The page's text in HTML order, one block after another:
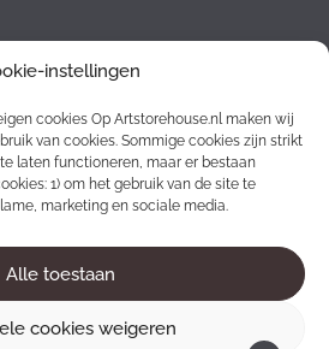
instellingen
cookies Op Artstorehouse.nl maken wij
van cookies. Sommige cookies zijn strikt
laten functioneren, maar er bestaan
1) om het gebruik van de site te
marketing en sociale media.
Alle toestaan
cookies weigeren
All rights reserved.